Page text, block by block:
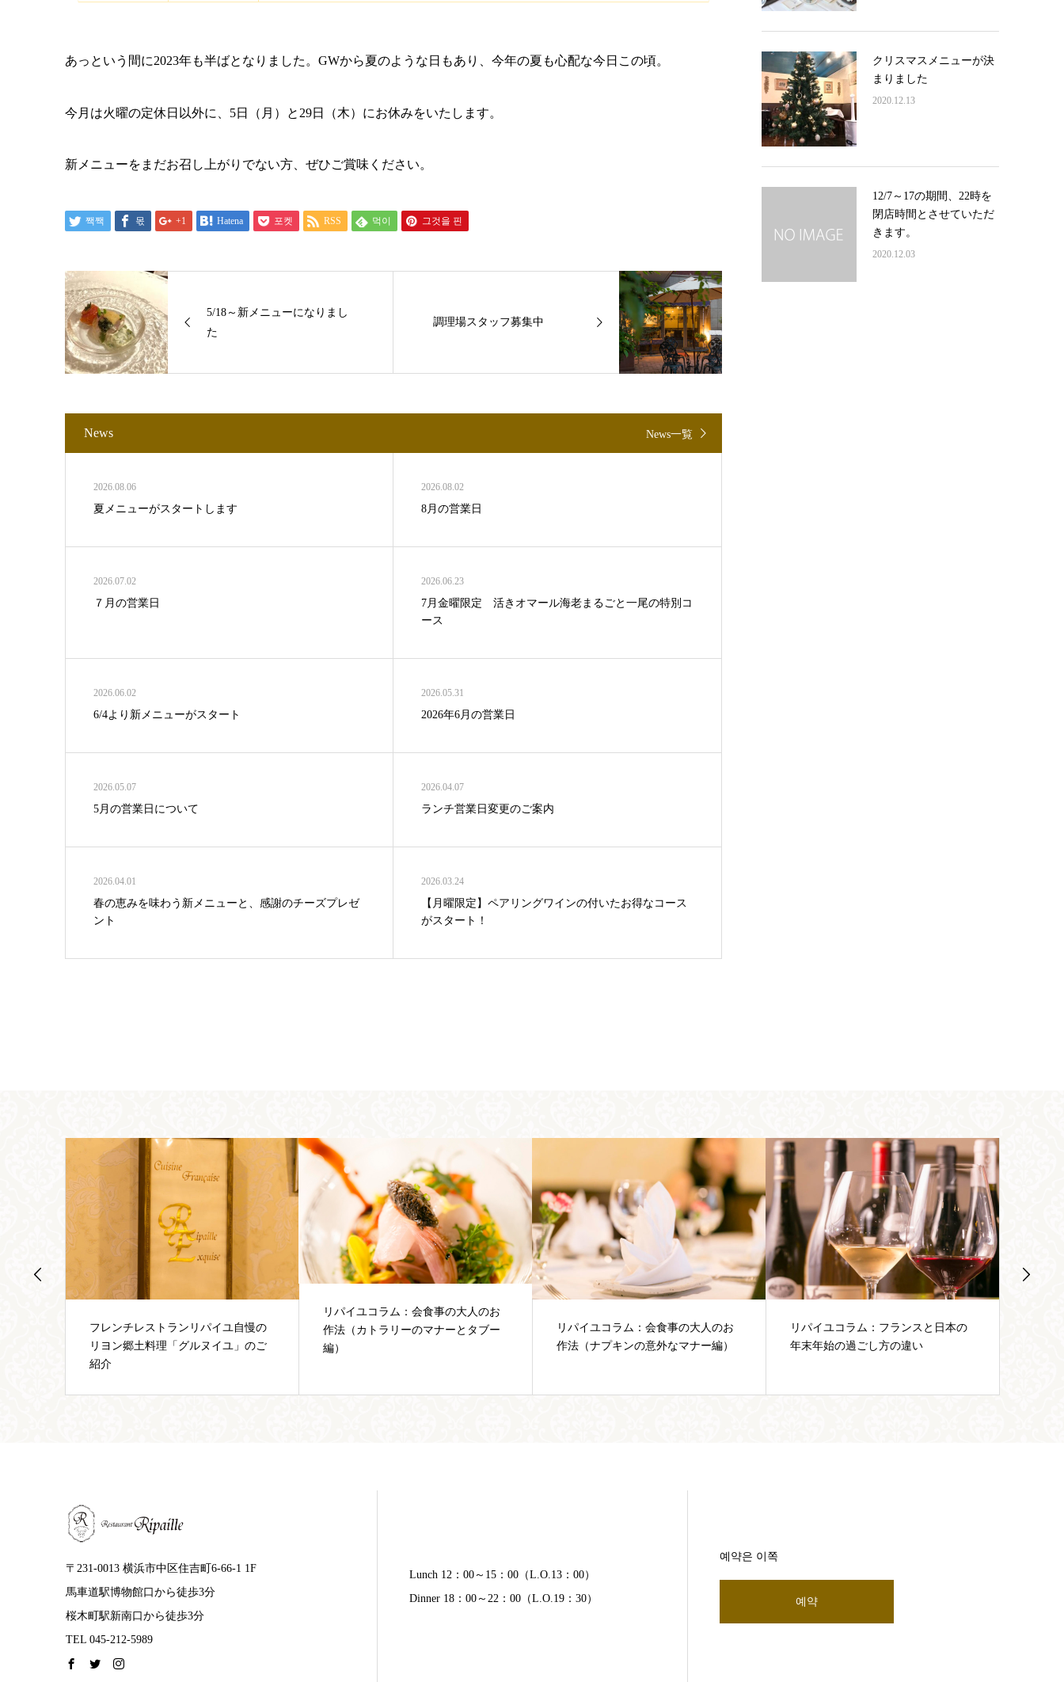
あっという間に2023年も半ばとなりました。GWから夏のような日もあり、今年の夏も心配な今日この頃。
今月は火曜の定休日以外に、5日（月）と29日（木）にお休みをいたします。
新メニューをまだお召し上がりでない方、ぜひご賞味ください。
짹짹 몫 +1 Hatena 포켓 RSS 먹이 그것을 핀
5/18～新メニューになりまし
た
調理場スタッフ募集中
News News一覧
2026.08.06
夏メニューがスタートします
2026.08.02
8月の営業日
2026.07.02
７月の営業日
2026.06.23
7月金曜限定 活きオマール海老まるごと一尾の特別コ
ース
2026.06.02
6/4より新メニューがスタート
2026.05.31
2026年6月の営業日
2026.05.07
5月の営業日について
2026.04.07
ランチ営業日変更のご案内
2026.04.01
春の恵みを味わう新メニューと、感謝のチーズプレゼ
ント
2026.03.24
【月曜限定】ペアリングワインの付いたお得なコース
がスタート！
クリスマスメニューが決
まりました
2020.12.13
12/7～17の期間、22時を
閉店時間とさせていただ
きます。
2020.12.03
作法（カトラリーのマナーとタブー
編）
リパイユコラム：会食事の大人のお
作法（ナプキンの意外なマナー編）
リパイユコラム：フランスと日本の
年末年始の過ごし方の違い
リパイユコラム：ワインをオシャレ
に美味しく飲むコツをご紹介
〒231-0013 横浜市中区住吉町6-66-1 1F
馬車道駅博物館口から徒歩3分
桜木町駅新南口から徒歩3分
TEL 045-212-5989
Lunch 12：00～15：00（L.O.13：00）
Dinner 18：00～22：00（L.O.19：30）
예약은 이쪽
예약